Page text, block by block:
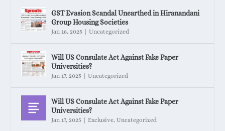
GST Evasion Scandal Unearthed in Hiranandani
Group Housing Societies
Jan 18, 2025 |Uncategorized
Will US Consulate Act Against Fake Paper
Universities?
Jan 17, 2025 |Uncategorized
Will US Consulate Act Against Fake Paper
Universities?
Jan 17, 2025 |Exclusive,Uncategorized